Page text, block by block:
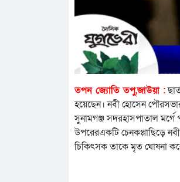
তপন জ্যোতি তপু,জাউয়া :
হয়েছেন। নবী হোসেন
সুনামগঞ্জ সদরহাসপাতাল মর্গে
উপরেরএকটি চেনকপ্পাছিড়ে
চিকিৎসক তাকে মৃত ঘোষনা